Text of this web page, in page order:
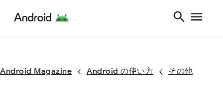
Android Magazine Android の使い方 その他